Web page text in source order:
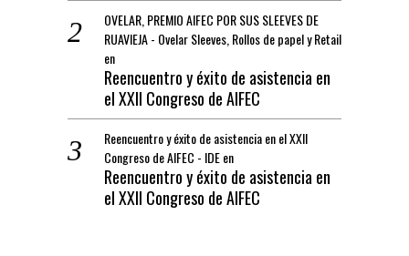
OVELAR, PREMIO AIFEC POR SUS SLEEVES DE
RUAVIEJA - Ovelar Sleeves, Rollos de papel y Retail
en
Reencuentro y éxito de asistencia en
el XXII Congreso de AIFEC
Reencuentro y éxito de asistencia en el XXII
Congreso de AIFEC - IDEen
Reencuentro y éxito de asistencia en
el XXII Congreso de AIFEC